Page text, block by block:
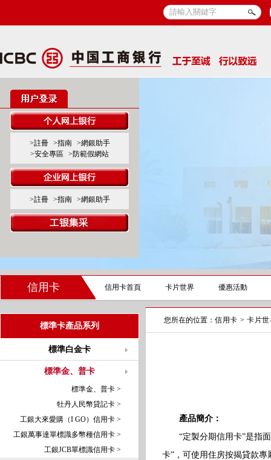
>註冊 >指南
>網銀助手
>安全專區
>防範假網站
>註冊 >指南 >網銀助手
信用卡 信用卡首頁 卡片世界 優惠活動
標準卡產品系列
標準白金卡
標準金、普卡
標準金、普卡 >
牡丹人民幣貸記卡 >
工銀大來愛購（I GO）信用卡 >
工銀萬事達單標識多幣種信用卡 >
工銀JCB單標識信用卡 >
您所在的位置： 信用卡 > 卡片
產品簡介：
“定製分期信用卡”是指面
卡”，可使用住房按揭貸款